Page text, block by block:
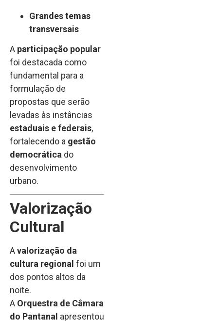
Grandes temas
transversais
A participação popular
foi destacada como
fundamental para a
formulação de
propostas que serão
levadas às instâncias
estaduais e federais,
fortalecendo a gestão
democrática do
desenvolvimento
urbano.
Valorização
Cultural
Avalorização da
cultura regional foi um
dos pontos altos da
noite.
A Orquestra de Câmara
do Pantanal apresentou